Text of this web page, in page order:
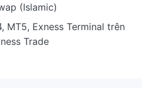
(Islamic)
MT5, Exness Terminal trên
Trade